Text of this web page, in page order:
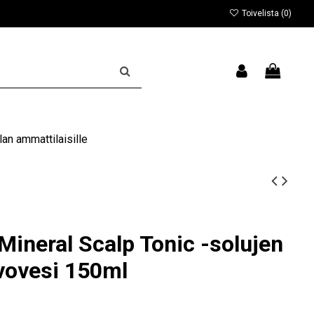
Toivelista (0)
ammattilaisille
Mineral Scalp Tonic -solujen
150ml